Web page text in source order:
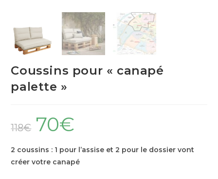
Coussins pour « canapé
palette »
118€ 70€
2 coussins : 1 pour l’assise et 2 pour le dossier vont
créer votre canapé